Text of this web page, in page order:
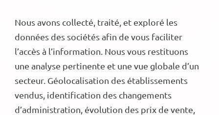
Nous avons collecté, traité, et exploré les
données des sociétés afin de vous faciliter
l’accès à l’information. Nous vous restituons
une analyse pertinente et une vue globale d’un
secteur. Géolocalisation des établissements
vendus, identification des changements
d’administration, évolution des prix de vente,